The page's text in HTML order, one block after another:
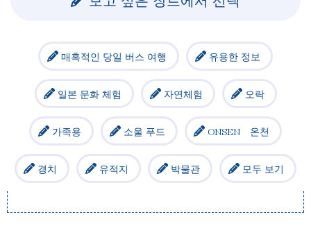
매혹적인 당일 버스 여행 유용한 정보
일본 문화 체험 자연체험 오락
가족용 소울 푸드 ONSEN 온천
경치 유적지 박물관 모두 보기